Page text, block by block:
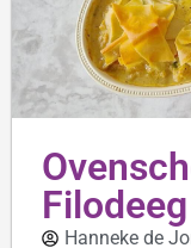
Filodeeg
Hanneke de